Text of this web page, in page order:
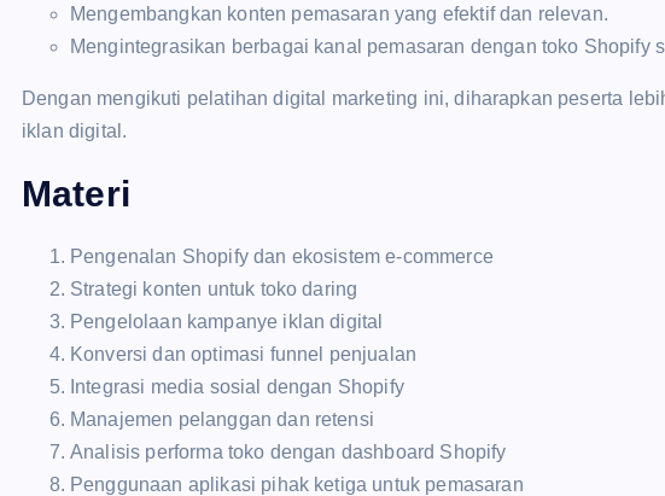
Mengembangkan konten pemasaran yang efektif dan relevan.
Mengintegrasikan berbagai kanal pemasaran dengan toko Shopify
Dengan mengikuti pelatihan digital marketing ini, diharapkan peserta
iklan digital.
Materi
Pengenalan Shopify dan ekosistem e-commerce
Strategi konten untuk toko daring
Pengelolaan kampanye iklan digital
Konversi dan optimasi funnel penjualan
Integrasi media sosial dengan Shopify
Manajemen pelanggan dan retensi
Analisis performa toko dengan dashboard Shopify
Penggunaan aplikasi pihak ketiga untuk pemasaran